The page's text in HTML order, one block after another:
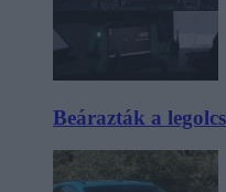
Beárazták a